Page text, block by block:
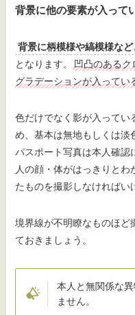
背景に他の要素が入って
背景に柄模様や縞模様な
となります。
凹凸のある
グラデーションが入ってい
色だけでなく影が入ってい
め、基本は無地もしくは淡
パスポート写真は本人確認
人の顔・体がはっきりと
たものを撮影しなければい
境界線が不明瞭なものほど
ておきましょう。
本人と無関係な
ません。